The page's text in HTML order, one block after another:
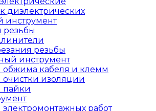
диэлектрических
инструмент
резьбы
резьбы
инструмент
обжима кабеля и клемм
очистки изоляции
пайки
работ